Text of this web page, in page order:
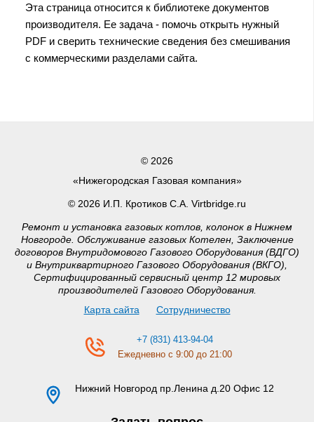
Эта страница относится к библиотеке документов
производителя. Ее задача - помочь открыть нужный
PDF и сверить технические сведения без смешивания
с коммерческими разделами сайта.
© 2026
«Нижегородская Газовая компания»
© 2026 И.П. Кротиков С.А. Virtbridge.ru
Ремонт и установка газовых котлов, колонок в Нижнем
Новгороде. Обслуживание газовых Котелен, Заключение
договоров Внутридомового Газового Оборудования (ВДГО)
и Внутриквартирного Газового Оборудования (ВКГО),
Сертифицированный сервисный центр 12 мировых
производителей Газового Оборудования.
Карта сайта
Сотрудничество
+7 (831) 413-94-04
Ежедневно с 9:00 до 21:00
Нижний Новгород пр.Ленина д.20 Офис 12